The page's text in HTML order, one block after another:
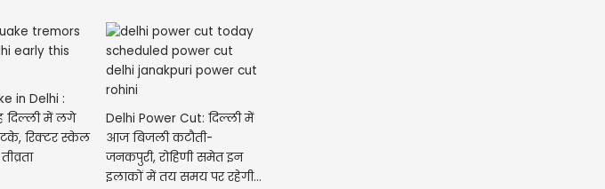
in Delhi :
दिल्ली में लगे
रिक्टर स्केल
Delhi Power Cut: दिल्ली में
आज बिजली कटौती-
जनकपुरी, रोहिणी समेत इन
इलाकों में तय समय पर रहेगी...